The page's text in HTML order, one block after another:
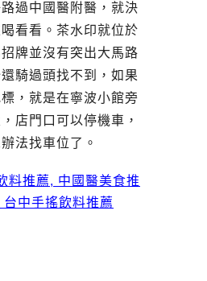
過中國醫附醫，就決
看看。茶水印就位於
牌並沒有突出大馬路
還騎過頭找不到，如果
，就是在寧波小館旁
店門口可以停機車，
法找車位了。